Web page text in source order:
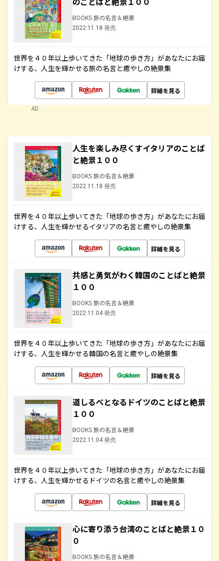
BOOKS 旅の名言＆絶景
2022.11.18 発売
世界を４０年以上歩いてきた「地球の歩き方」があなたにお届
けする、人生を輝かせる旅の名言と癒やしの絶景集
詳細を見る
AD
人生を楽しみ尽くすイタリアのことば
と絶景１００
BOOKS 旅の名言＆絶景
2022.11.18 発売
世界を４０年以上歩いてきた「地球の歩き方」があなたにお届
けする、人生を輝かせるイタリアの名言と癒やしの絶景集
詳細を見る
共感と勇気がわく韓国のことばと絶景
１００
BOOKS 旅の名言＆絶景
2022.11.04 発売
世界を４０年以上歩いてきた「地球の歩き方」があなたにお届
けする、人生を輝かせる韓国の名言と癒やしの絶景集
詳細を見る
道しるべとなるドイツのことばと絶景
１００
BOOKS 旅の名言＆絶景
2022.11.04 発売
世界を４０年以上歩いてきた「地球の歩き方」があなたにお届
けする、人生を輝かせるドイツの名言と癒やしの絶景集
詳細を見る
心に寄り添う台湾のことばと絶景１０
０
BOOKS 旅の名言＆絶景